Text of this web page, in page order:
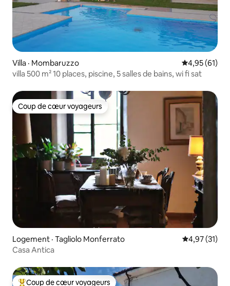
Villa · Mombaruzzo Note
4,95 (61)
villa 500 m² 10 places, piscine, 5 salles de bains, wi fi sat
Coup de cœur voyageurs
Coup de cœur voyageurs
Logement · Tagliolo Monferrato Note
4,97 (31)
Casa Antica
Coup de cœur voyageurs